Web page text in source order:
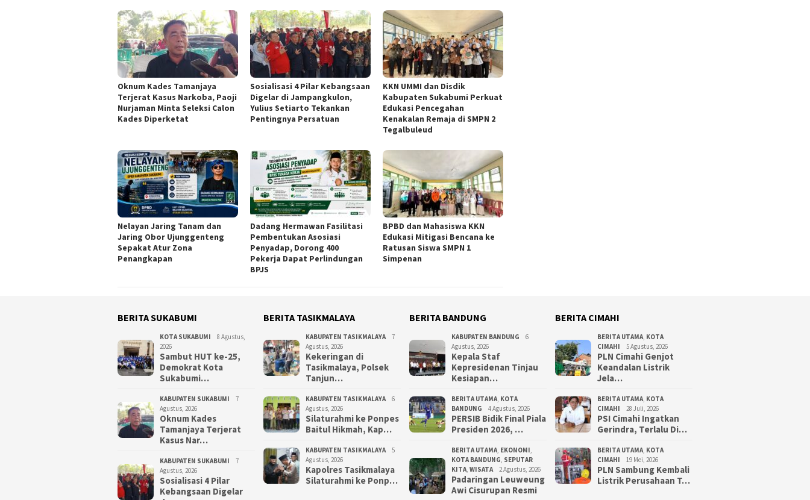
Oknum Kades Tamanjaya
Terjerat Kasus Narkoba, Paoji
Nurjaman Minta Seleksi Calon
Kades Diperketat
Sosialisasi 4 Pilar Kebangsaan
Digelar di Jampangkulon,
Yulius Setiarto Tekankan
Pentingnya Persatuan
KKN UMMI dan Disdik
Kabupaten Sukabumi Perkuat
Edukasi Pencegahan
Kenakalan Remaja di SMPN 2
Tegalbuleud
Nelayan Jaring Tanam dan
Jaring Obor Ujunggenteng
Sepakat Atur Zona
Penangkapan
Dadang Hermawan Fasilitasi
Pembentukan Asosiasi
Penyadap, Dorong 400
Pekerja Dapat Perlindungan
BPJS
BPBD dan Mahasiswa KKN
Edukasi Mitigasi Bencana ke
Ratusan Siswa SMPN 1
Simpenan
BERITA SUKABUMI
KOTA SUKABUMI
8 Agustus,
2026
Sambut HUT ke-25,
Demokrat Kota
Sukabumi…
KABUPATEN SUKABUMI
7
Agustus, 2026
Oknum Kades
Tamanjaya Terjerat
Kasus Nar…
KABUPATEN SUKABUMI
7
Agustus, 2026
Sosialisasi 4 Pilar
Kebangsaan Digelar
BERITA TASIKMALAYA
KABUPATEN TASIKMALAYA
7
Agustus, 2026
Kekeringan di
Tasikmalaya, Polsek
Tanjun…
KABUPATEN TASIKMALAYA
6
Agustus, 2026
Silaturahmi ke Ponpes
Baitul Hikmah, Kap…
KABUPATEN TASIKMALAYA
5
Agustus, 2026
Kapolres Tasikmalaya
Silaturahmi ke Ponp…
BERITA BANDUNG
KABUPATEN BANDUNG
6
Agustus, 2026
Kepala Staf
Kepresidenan Tinjau
Kesiapan…
BERITA UTAMA, KOTA
BANDUNG
4 Agustus, 2026
PERSIB Bidik Final Piala
Presiden 2026, …
BERITA UTAMA, EKONOMI,
KOTA BANDUNG, SEPUTAR
KITA, WISATA 2 Agustus, 2026
Padaringan Leuweung
Awi Cisurupan Resmi
BERITA CIMAHI
BERITA UTAMA, KOTA
CIMAHI
5 Agustus, 2026
PLN Cimahi Genjot
Keandalan Listrik
Jela…
BERITA UTAMA, KOTA
CIMAHI
28 Juli, 2026
PSI Cimahi Ingatkan
Gerindra, Terlalu Di…
BERITA UTAMA, KOTA
CIMAHI
19 Mei, 2026
PLN Sambung Kembali
Listrik Perusahaan T…